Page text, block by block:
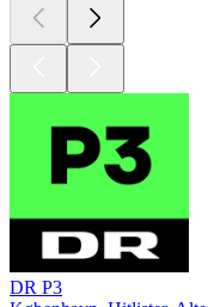
DR P3